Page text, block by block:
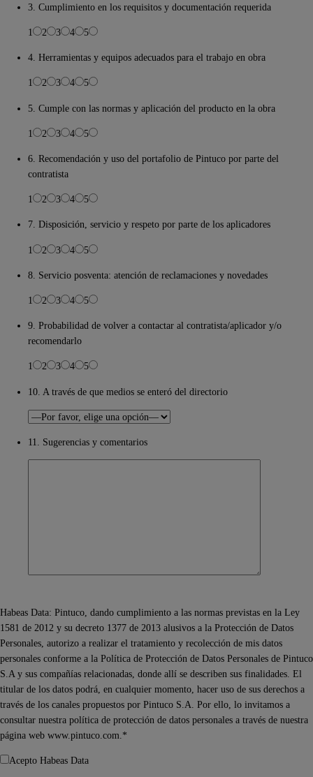
3. Cumplimiento en los requisitos y documentación requerida
1 2 3 4 5
4. Herramientas y equipos adecuados para el trabajo en obra
1 2 3 4 5
5. Cumple con las normas y aplicación del producto en la obra
1 2 3 4 5
6. Recomendación y uso del portafolio de Pintuco por parte del
contratista
1 2 3 4 5
7. Disposición, servicio y respeto por parte de los aplicadores
1 2 3 4 5
8. Servicio posventa: atención de reclamaciones y novedades
1 2 3 4 5
9. Probabilidad de volver a contactar al contratista/aplicador y/o
recomendarlo
1 2 3 4 5
10. A través de que medios se enteró del directorio
11. Sugerencias y comentarios
Habeas Data: Pintuco, dando cumplimiento a las normas previstas en la Ley
1581 de 2012 y su decreto 1377 de 2013 alusivos a la Protección de Datos
Personales, autorizo a realizar el tratamiento y recolección de mis datos
personales conforme a la Política de Protección de Datos Personales de Pintuco
S.A y sus compañías relacionadas, donde allí se describen sus finalidades. El
titular de los datos podrá, en cualquier momento, hacer uso de sus derechos a
través de los canales propuestos por Pintuco S.A. Por ello, lo invitamos a
consultar nuestra política de protección de datos personales a través de nuestra
página web www.pintuco.com.*
Acepto Habeas Data